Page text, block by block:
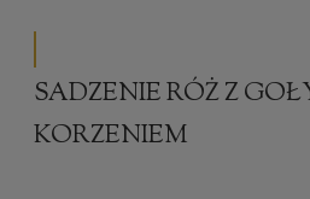
SADZENIE RÓŻ Z
KORZENIEM